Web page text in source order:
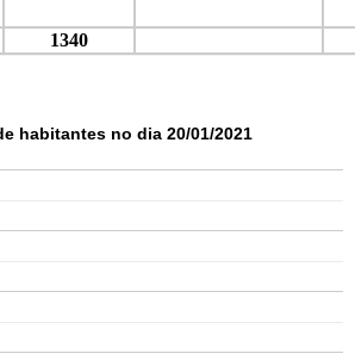
1340
habitantes no dia 20/01/2021